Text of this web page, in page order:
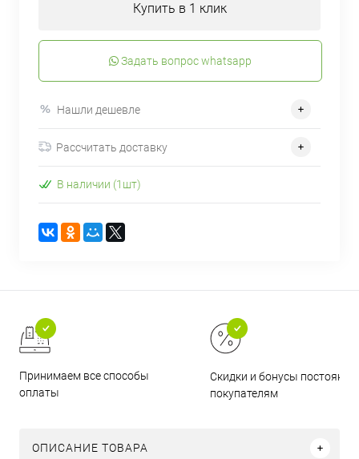
Купить в 1 клик
Задать вопрос whatsapp
Нашли дешевле
Рассчитать доставку
В наличии (1шт)
Принимаем все способы
оплаты
Скидки и бонусы
покупателям
ОПИСАНИЕ ТОВАРА